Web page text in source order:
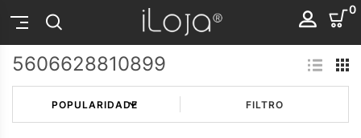
0
5606628810899
FILTRO